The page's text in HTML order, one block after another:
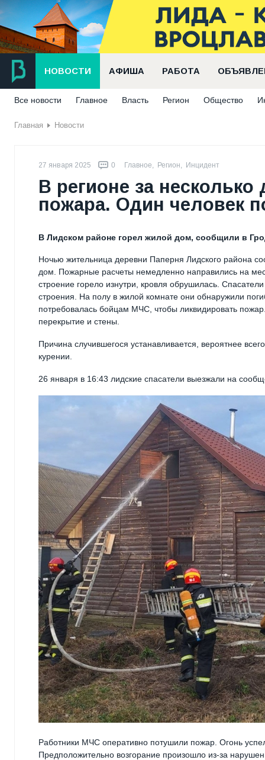
НОВОСТИ АФИША РАБОТА
Все новости Главное Власть Регион Общество
Главная Новости
27 января 2025 0 Главное, Регион, Инцидент
В регионе за
пожара. Один человек
В Лидском районе горел жилой дом, сообщили в
Ночью жительница деревни Паперня Лидского района
дом. Пожарные расчеты немедленно направились на
строение горело изнутри, кровля обрушилась.
строения. На полу в жилой комнате они обнаружили
потребовалась бойцам МЧС, чтобы ликвидировать
перекрытие и стены.
Причина случившегося устанавливается, вероятнее
курении.
26 января в 16:43 лидские спасатели выезжали на
Работники МЧС оперативно потушили пожар. Огонь
Предположительно возгорание произошло из-за